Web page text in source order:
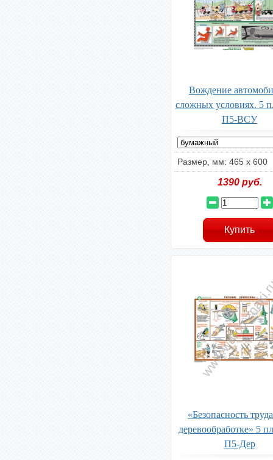
Вождение
сложных условиях. 5
П5-ВСУ
Размер, мм: 465 х 600
1390руб.
«Безопасность
деревообработке» 5
П5-Дер